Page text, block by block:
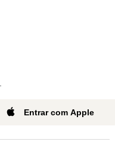
Entrar com Apple